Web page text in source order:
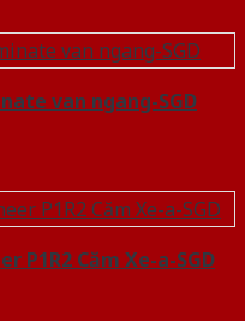
van ngang-SGD
P1R2 Căm Xe-a-SGD